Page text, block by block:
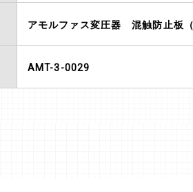
アモルファス変圧器 混触防止板
AMT-3-0029